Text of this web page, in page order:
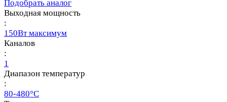
Подобрать аналог
Выходная мощность
:
150Вт максимум
Каналов
:
1
Диапазон температур
:
80-480°C